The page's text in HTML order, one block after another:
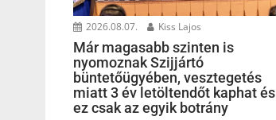
2026.08.07. Kiss Lajos
Már magasabb szinten is
nyomoznak Szijjártó
büntetőügyében, vesztegetés
miatt 3 év letöltendőt kaphat és
ez csak az egyik botrány